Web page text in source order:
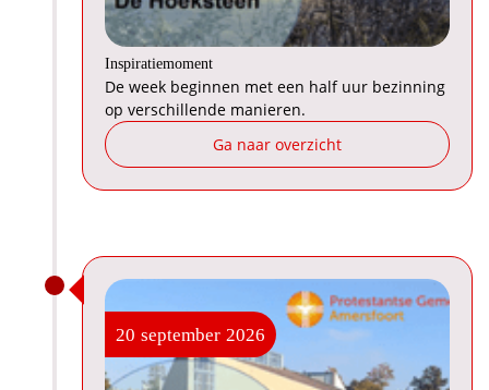
Inspiratiemoment
De week beginnen met een half uur bezinning
op verschillende manieren.
Ga naar overzicht
20 september 2026